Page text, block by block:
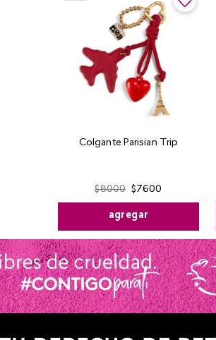
Colgante Parisian Trip
$8000 $7600
agregar